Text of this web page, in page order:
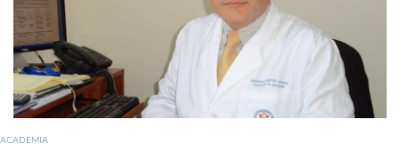
ACADEMIA